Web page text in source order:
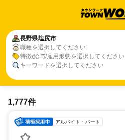
長野県塩尻市
職種を選択してください
特徴/給与/雇用形態を選択してください
キーワードを選択してください
1,777件
アルバイト・パート